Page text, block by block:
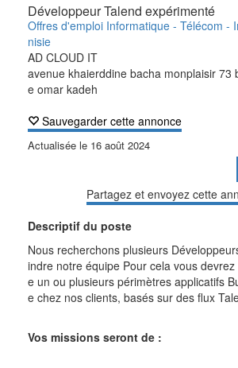
Développeur Talend expérimenté
Offres d'emploi Informatique - Télécom -
nisie
AD CLOUD IT
avenue khaierddine bacha monplaisir 73
e omar kadeh
Sauvegarder cette annonce
Actualisée le 16 août 2024
Partagez et envoyez cette
Descriptif du poste
Nous recherchons plusieurs
indre notre équipe Pour cela vous devrez
e un ou plusieurs périmètres applicatifs
e chez nos clients, basés sur des flux
Vos missions seront de :